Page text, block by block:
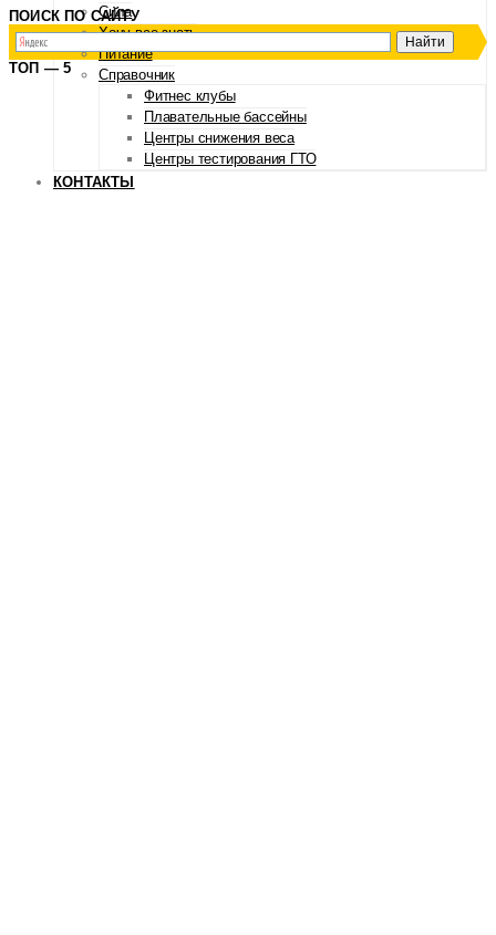
Сила
Хочу все знать
Питание
Справочник
Фитнес клубы
Плавательные бассейны
Центры снижения веса
Центры тестирования ГТО
КОНТАКТЫ
ПОИСК ПО САЙТУ
ТОП — 5